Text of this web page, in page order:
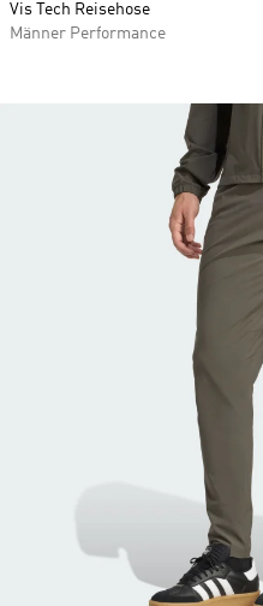
Vis Tech Reisehose
Männer Performance